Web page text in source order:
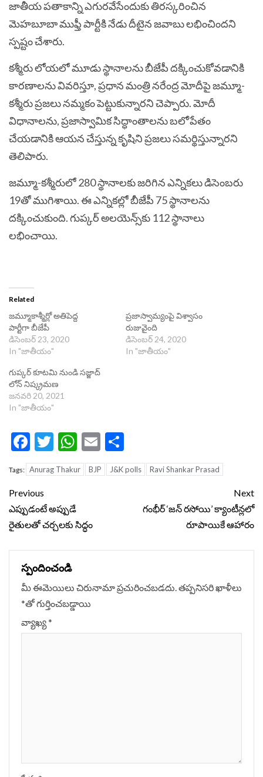
జాతీయ పతాకాన్ని ఎగురవేసేందుకు తిరస్కరించిన
మెహబూబా ముఫ్తీ పార్టీకి నేడు దీటైన జవాబు లభించిందని
స్పష్టం చేశారు.
కశ్మీరు లోయలో మూడు స్థానాలను బీజేపీ దక్కించుకోవడానికి
కారణాలను వివరిస్తూ, ప్రధాన మంత్రి నరేంద్ర మోదీపై జమ్మూ-
కశ్మీరు ప్రజలు నమ్మకం పెట్టుకున్నారని చెప్పారు. మోదీ
విధానాలను, ప్రజాస్వామిక సిద్ధాంతాలను బలోపేతం
చేయడానికి ఆయన చేస్తున్న కృషిని ప్రజలు సమర్థిస్తున్నారని
తెలిపారు.
జమ్మూ-కశ్మీరులో 280 స్థానాలకు జరిగిన ఎన్నికలు డిసెంబరు
19తో ముగిశాయి. ఈ ఎన్నికల్లో బీజేపీ 75 స్థానాలను
దక్కించుకుంది. గుప్కర్ అలయెన్స్‌కు 112 స్థానాలు
లభించాయి.
Related
జమ్మూకాశ్మీర్లో అతిపెద్ద
పార్టీగా బీజేపీ
డిసెంబర్ 23, 2020
In "జాతీయం"
ప్ర‌జాస్వామ్యంపై విశ్వాసం
రుజువైంది
డిసెంబర్ 24, 2020
In "జాతీయం"
గుప్కర్ కూటమి నుండి సజ్జాద్
లోన్ నిష్క్రమణ
జనవరి 20, 2021
In "జాతీయం"
Facebook
Twitter
WhatsApp
Email
Tags: Anurag Thakur BJP J&K polls Ravi Shankar Prasad
Continue
Reading
Previous
ఎప్పుడంటే అప్పుడే
రైతులతో చర్చలకు సిద్ధం
Next
గంభీర్‌ ‘జన్ రసోయి’ క్యాంటీన్లలో
రూపాయికే ఆహారం
స్పందించండి
మీ ఈమెయిలు చిరునామా ప్రచురించబడదు.తప్పనిసరి ఖాళీలు
*‌తో గుర్తించబడ్డాయి
వ్యాఖ్య*